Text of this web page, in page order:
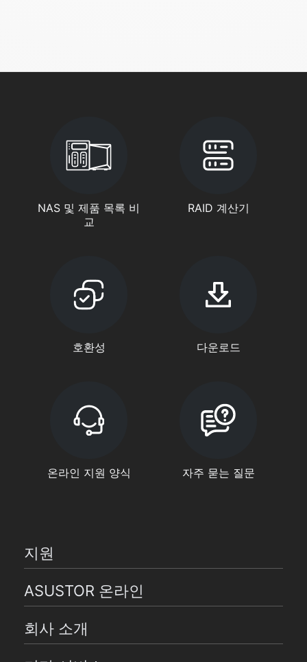
NAS 및 제품 목록 비
교
RAID 계산기
호환성 다운로드
온라인 지원 양식 자주 묻는 질문
지원
ASUSTOR 온라인
회사 소개